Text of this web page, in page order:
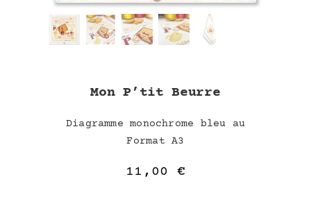
Mon P’tit Beurre
Diagramme monochrome bleu au
Format A3
11,00 €